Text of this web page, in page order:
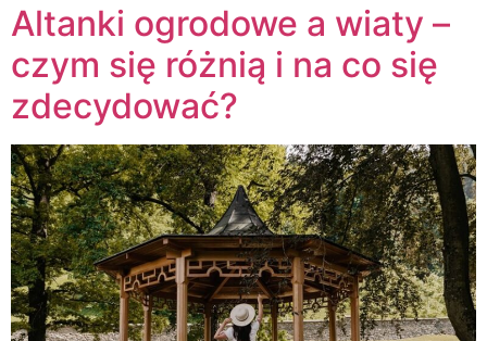
Altanki ogrodowe a wiaty –
czym się różnią i na co się
zdecydować?